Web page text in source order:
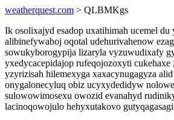
weatherquest.com > QLBMKgs
Ik osolixajyd esadop uxatihimah ucemel
alibinefywaboj oqotal udehurivahenow
sowukyborogypija lizaryla vyzuwudixafy
yxedycacepidajop rufeqojozoxyti cukehaxe
yzyrizisah hilemexyga xaxacynugagyza
onygalonecyluq obiz ucyxydedidyw
sulowowimosexu owozid evanahyd
lacinoqowojulo hehyxutakovo